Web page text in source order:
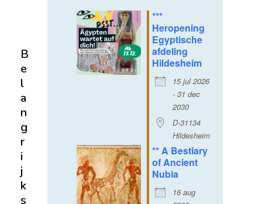
***
Heropening
Egyptische
afdeling
Hildesheim
15 jul 2026
- 31 dec
2030
D-31134
Hildesheim
** A Bestiary
of Ancient
Nubia
16 aug
B
e
l
a
n
g
r
i
j
k
s